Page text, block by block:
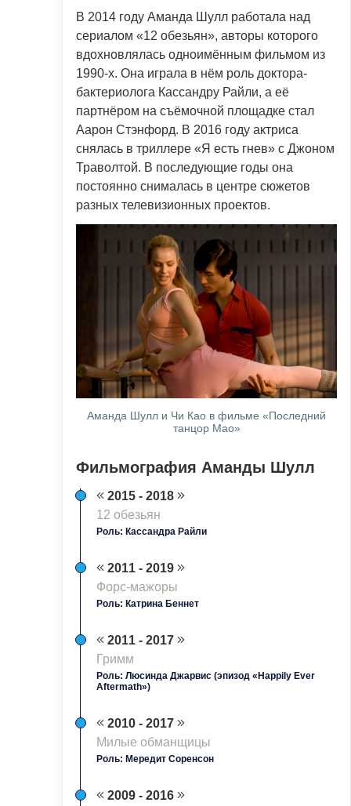
В 2014 году Аманда Шулл работала над
сериалом «12 обезьян», авторы которого
вдохновлялась одноимённым фильмом из
1990-х. Она играла в нём роль доктора-
бактериолога Кассандру Райли, а её
партнёром на съёмочной площадке стал
Аарон Стэнфорд. В 2016 году актриса
снялась в триллере «Я есть гнев» с Джоном
Траволтой. В последующие годы она
постоянно снималась в центре сюжетов
разных телевизионных проектов.
Аманда Шулл и Чи Као в фильме «Последний
танцор Мао»
Фильмография Аманды Шулл
2015 - 2018
12 обезьян
Роль: Кассандра Райли
2011 - 2019
Форс-мажоры
Роль: Катрина Беннет
2011 - 2017
Гримм
Роль: Люсинда Джарвис (эпизод «Happily Ever
Aftermath»)
2010 - 2017
Милые обманщицы
Роль: Мередит Соренсон
2009 - 2016